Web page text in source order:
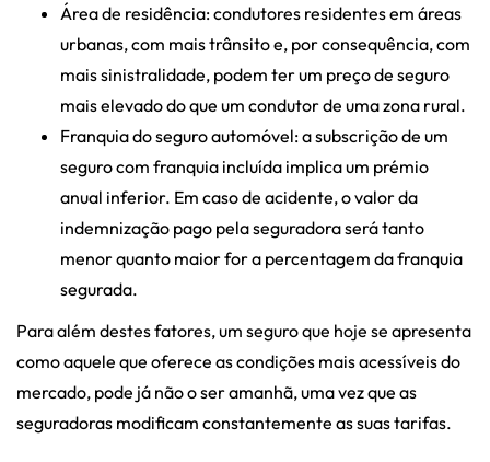
Área de residência: condutores residentes em áreas
urbanas, com mais trânsito e, por consequência, com
mais sinistralidade, podem ter um preço de seguro
mais elevado do que um condutor de uma zona rural.
Franquia do seguro automóvel: a subscrição de um
seguro com franquia incluída implica um prémio
anual inferior. Em caso de acidente, o valor da
indemnização pago pela seguradora será tanto
menor quanto maior for a percentagem da franquia
segurada.
Para além destes fatores, um seguro que hoje se apresenta
como aquele que oferece as condições mais acessíveis do
mercado, pode já não o ser amanhã, uma vez que as
seguradoras modificam constantemente as suas tarifas.